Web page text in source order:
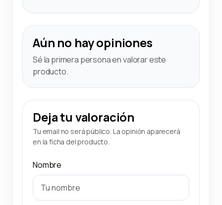
Aún no hay opiniones
Sé la primera persona en valorar este
producto.
Deja tu valoración
Tu email no será público. La opinión aparecerá
en la ficha del producto.
Nombre